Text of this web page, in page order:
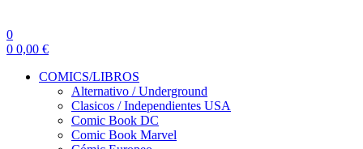
0
0 0,00 €
COMICS/LIBROS
Alternativo / Underground
Clasicos / Independientes USA
Comic Book DC
Comic Book Marvel